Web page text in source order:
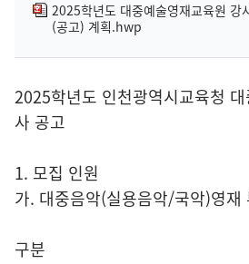
2025학년도 대중예술영재교육원 강
(공고) 계획.hwp
2025학년도 인천광역시교육청
사 공고
1. 모집 인원
가. 대중음악(실용음악/국악)영재
구분